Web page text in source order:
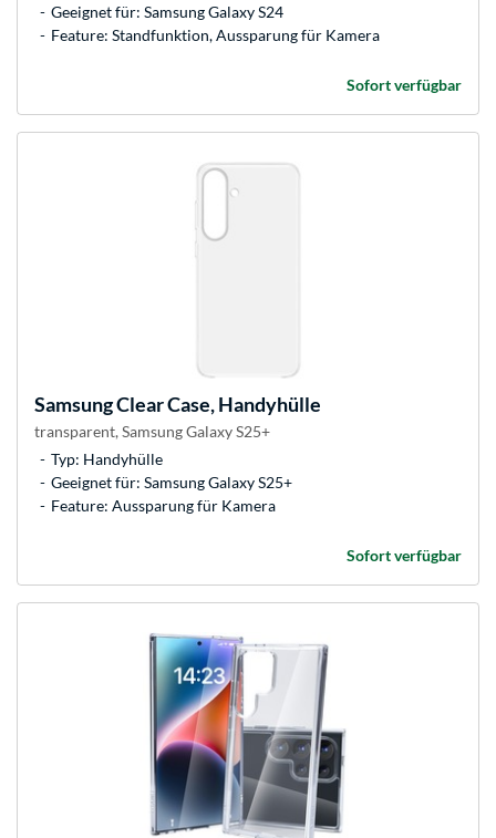
Geeignet für: Samsung Galaxy S24
Feature: Standfunktion, Aussparung für Kamera
Sofort verfügbar
SamsungClear Case, Handyhülle
transparent, Samsung Galaxy S25+
Typ: Handyhülle
Geeignet für: Samsung Galaxy S25+
Feature: Aussparung für Kamera
Sofort verfügbar